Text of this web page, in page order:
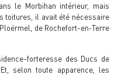
le Morbihan intérieur, mais
toitures, il avait été nécessaire
de Rochefort-en-Terre
forteresse des Ducs de
selon toute apparence, les